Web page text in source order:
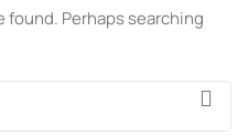
Perhaps searching